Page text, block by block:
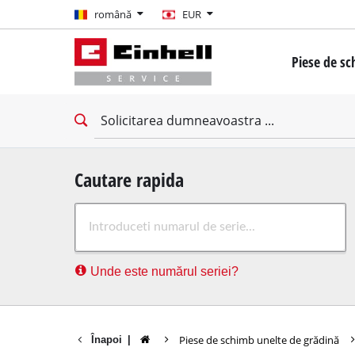
română
română EUR
EUR
GBP
CZK
Piese de
Mini
Șurubelniță
Ciocan
Masina de
Mașini de
Cautare rapida
Unde este numărul seriei?
Înapoi Piese de schimb unelte de grădină